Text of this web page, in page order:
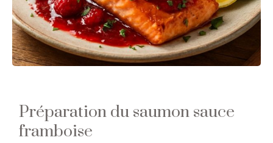
Préparation du saumon sauce
framboise